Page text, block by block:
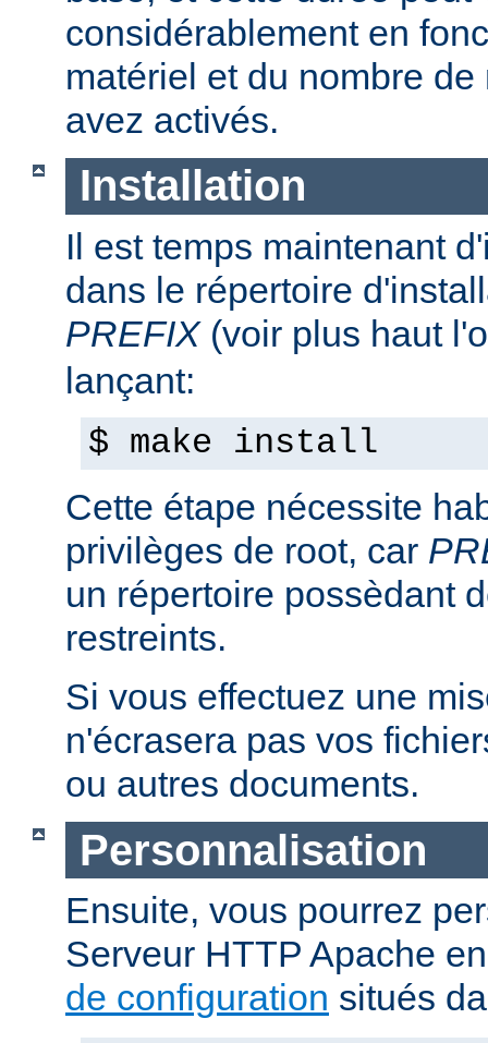
considérablement en
matériel et du nombre
avez activés.
Installation
Il est temps maintenant
dans le répertoire
PREFIX(voir plus haut
lançant:
$ make install
Cette étape nécessite
privilèges de root, car
un répertoire possèdant
restreints.
Si vous effectuez une
n'écrasera pas vos
ou autres documents.
Personnalisation
Ensuite, vous pourrez
Serveur HTTP Apache
de configuration situés